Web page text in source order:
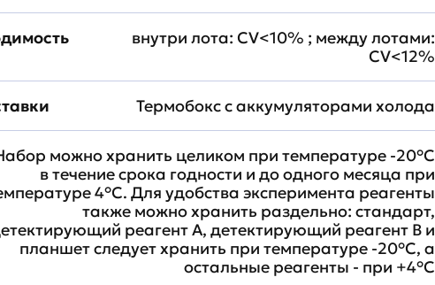
внутри лота: CV<10% ; между лотами:
CV<12%
Термобокс с аккумуляторами холода
можно хранить целиком при температуре -20°C
в течение срока годности и до одного месяца при
4°C. Для удобства эксперимента реагенты
также можно хранить раздельно: стандарт,
реагент A, детектирующий реагент B и
планшет следует хранить при температуре -20°C, а
остальные реагенты - при +4°С